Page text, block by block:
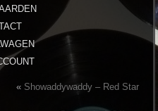
« Showaddywaddy ‎– Red Star